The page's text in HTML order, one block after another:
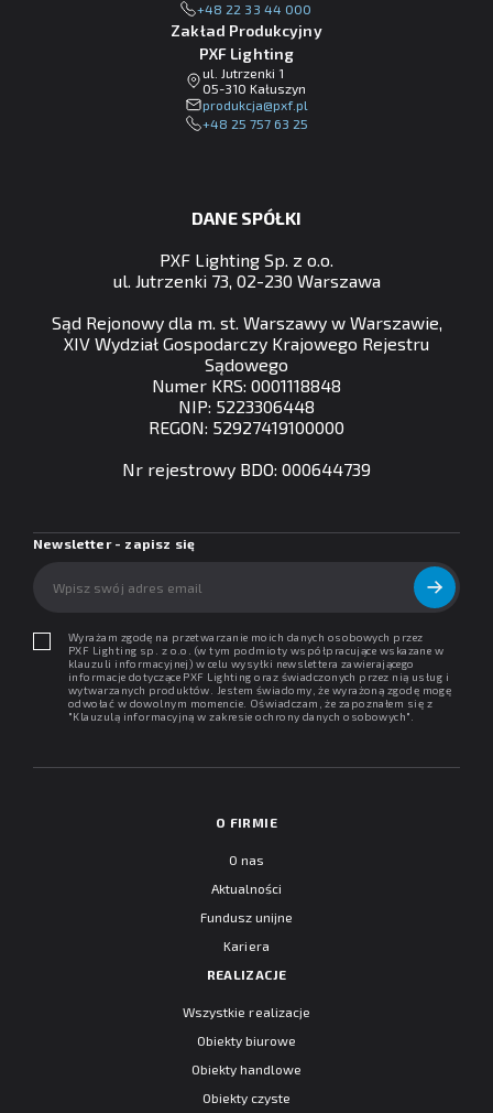
+48 22 33 44 000
Zakład Produkcyjny
PXF Lighting
ul. Jutrzenki 1
05-310 Kałuszyn
lp.fxp@ajckudorp
+48 25 757 63 25
DANE SPÓŁKI
PXF Lighting Sp. z o.o.
ul. Jutrzenki 73, 02-230 Warszawa
Sąd Rejonowy dla m. st. Warszawy w Warszawie,
XIV Wydział Gospodarczy Krajowego Rejestru
Sądowego
Numer KRS: 0001118848
NIP: 5223306448
REGON: 52927419100000
Nr rejestrowy BDO: 000644739
Newsletter - zapisz się
Wyrażam zgodę na przetwarzanie moich danych osobowych przez
PXF Lighting sp. z o.o. (w tym podmioty współpracujące wskazane w
klauzuli informacyjnej) w celu wysyłki newslettera zawierającego
informacje dotyczące PXF Lighting oraz świadczonych przez nią usług i
wytwarzanych produktów. Jestem świadomy, że wyrażoną zgodę mogę
odwołać w dowolnym momencie. Oświadczam, że zapoznałem się z
"Klauzulą informacyjną w zakresie ochrony danych osobowych".
O FIRMIE
O nas
Aktualności
Fundusz unijne
Kariera
REALIZACJE
Wszystkie realizacje
Obiekty biurowe
Obiekty handlowe
Obiekty czyste